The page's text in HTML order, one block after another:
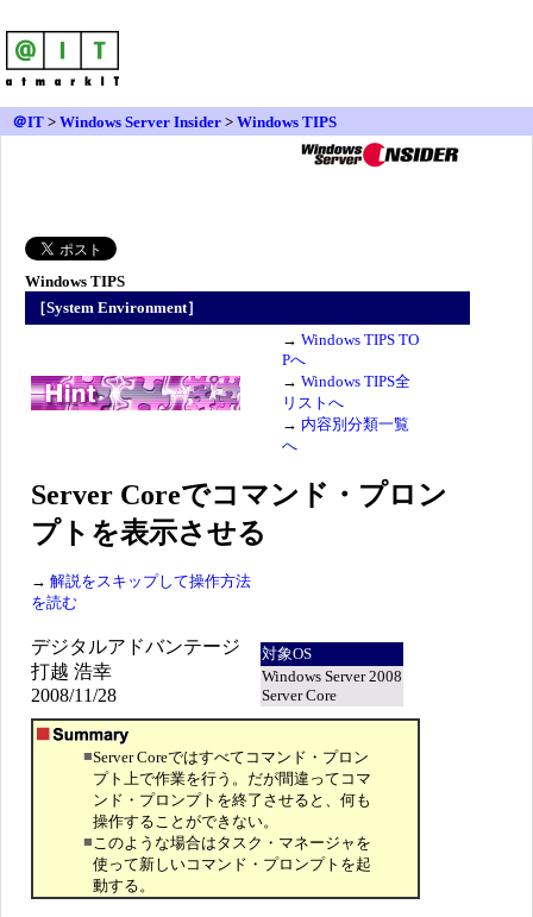
＠IT > Windows Server Insider > Windows TIPS
Windows TIPS
［System Environment］
→ Windows TIPS TO
Pへ
→ Windows TIPS全
リストへ
→ 内容別分類一覧
へ
Server Coreでコマンド・プロン
プトを表示させる
→ 解説をスキップして操作方法
を読む
デジタルアドバンテージ
打越 浩幸
2008/11/28
対象OS
Windows Server 2008
Server Core
■Server Coreではすべてコマンド・プロン
プト上で作業を行う。だが間違ってコマ
ンド・プロンプトを終了させると、何も
操作することができない。
■このような場合はタスク・マネージャを
使って新しいコマンド・プロンプトを起
動する。